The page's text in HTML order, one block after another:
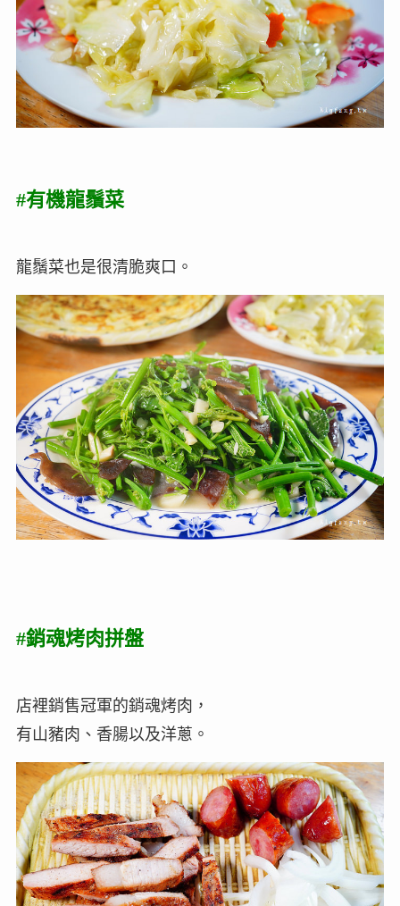
#有機龍鬚菜
龍鬚菜也是很清脆爽口。
#銷魂烤肉拼盤
店裡銷售冠軍的銷魂烤肉，
有山豬肉、香腸以及洋蔥。